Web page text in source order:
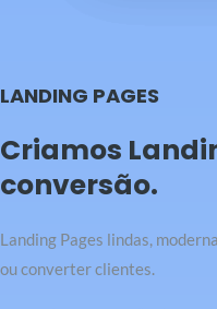
LANDING PAGES
Criamos
conversão.
Landing Pages lindas,
ou converter clientes.